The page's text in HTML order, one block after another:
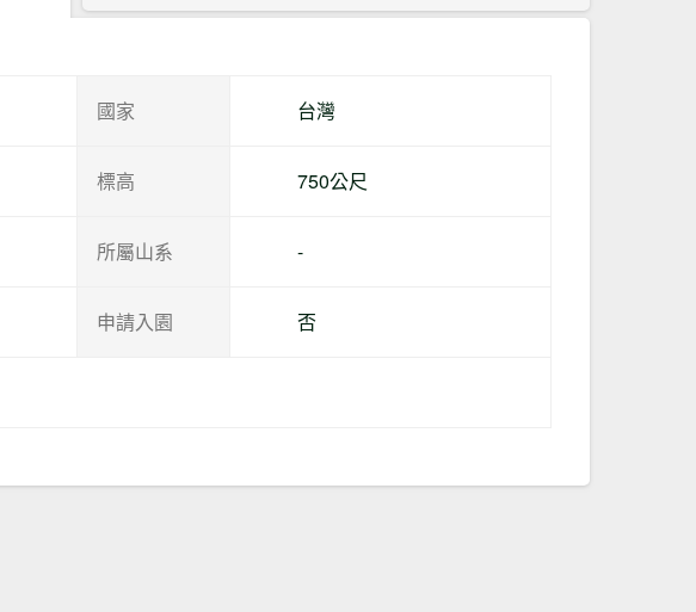
國家 台灣
標高 750公尺
所屬山系 -
申請入園 否